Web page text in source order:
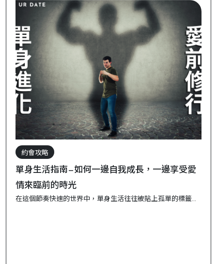
機，讓兩人之間的關係持續升溫，給彼此一個更明確的未來
吧！ 1. 當彼此分享生活小事，彼此更懂彼此的時候 ❤️ 曖昧期
中，隨口一提「今天遇...
約會攻略
單身生活指南—如何一邊自我成長，一邊享受愛
情來臨前的時光
在這個節奏快速的世界中，單身生活往往被貼上孤單的標籤，